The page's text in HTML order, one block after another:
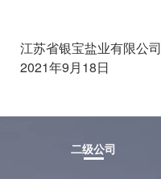
江苏省银宝盐业有限公司
2021年9月18日
二级公司